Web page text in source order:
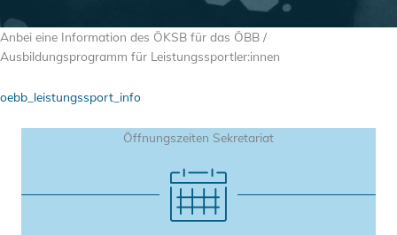
Anbei eine Information des ÖKSB für das ÖBB /
Ausbildungsprogramm für Leistungssportler:innen
oebb_leistungssport_info
Öffnungszeiten Sekretariat